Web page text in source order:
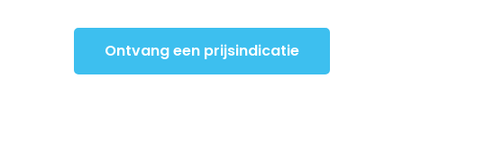
Ontvang een prijsindicatie